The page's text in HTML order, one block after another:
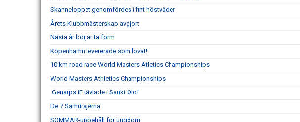
Skanneloppet genomfördes i fint höstväder
Årets Klubbmästerskap avgjort
Nästa år börjar ta form
Köpenhamn levererade som lovat!
10 km road race World Masters Atletics Championships
World Masters Athletics Championships
Genarps IF tävlade i Sankt Olof
De 7 Samurajerna
SOMMAR-uppehåll för ungdom